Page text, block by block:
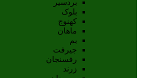
بردسیر
بلوک
کهنوج
ماهان
بم
جيرفت
رفسنجان
زرند